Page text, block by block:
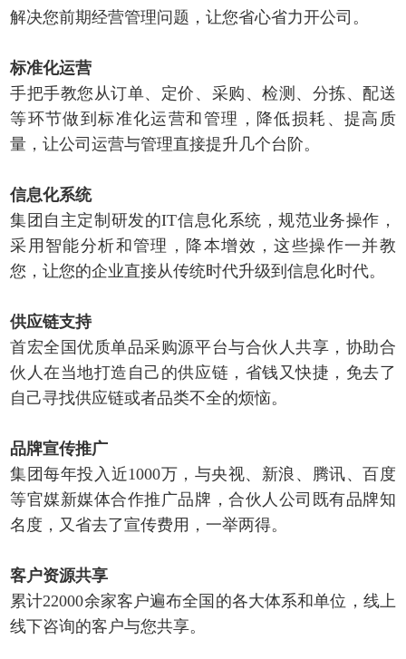
解决您前期经营管理问题，让您省心省力开公司。
标准化运营
手把手教您从订单、定价、采购、检测、分拣、配送
等环节做到标准化运营和管理，降低损耗、提高质
量，让公司运营与管理直接提升几个台阶。
信息化系统
集团自主定制研发的IT信息化系统，规范业务操作，
采用智能分析和管理，降本增效，这些操作一并教
您，让您的企业直接从传统时代升级到信息化时代。
供应链支持
首宏全国优质单品采购源平台与合伙人共享，协助合
伙人在当地打造自己的供应链，省钱又快捷，免去了
自己寻找供应链或者品类不全的烦恼。
品牌宣传推广
集团每年投入近1000万，与央视、新浪、腾讯、百度
等官媒新媒体合作推广品牌，合伙人公司既有品牌知
名度，又省去了宣传费用，一举两得。
客户资源共享
累计22000余家客户遍布全国的各大体系和单位，线上
线下咨询的客户与您共享。